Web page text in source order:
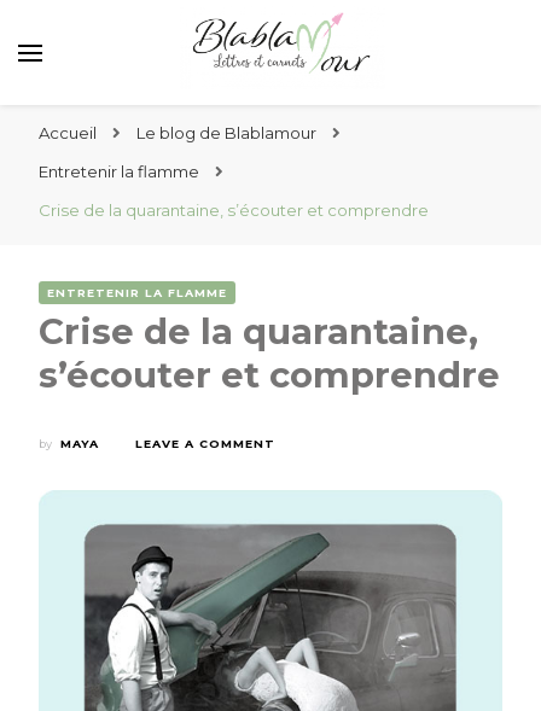
Blablamour
Accueil
Le blog de Blablamour
Entretenir la flamme
Crise de la quarantaine, s’écouter et comprendre
ENTRETENIR LA FLAMME
Crise de la quarantaine,
s’écouter et comprendre
by MAYA LEAVE A COMMENT